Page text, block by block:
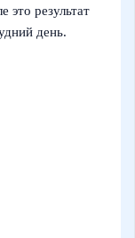
результат
день.